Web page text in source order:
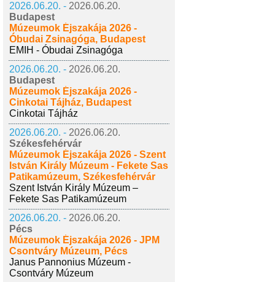
2026.06.20. - 2026.06.20.
Budapest
Múzeumok Éjszakája 2026 -
Óbudai Zsinagóga, Budapest
EMIH - Óbudai Zsinagóga
2026.06.20. - 2026.06.20.
Budapest
Múzeumok Éjszakája 2026 -
Cinkotai Tájház, Budapest
Cinkotai Tájház
2026.06.20. - 2026.06.20.
Székesfehérvár
Múzeumok Éjszakája 2026 - Szent
István Király Múzeum - Fekete Sas
Patikamúzeum, Székesfehérvár
Szent István Király Múzeum –
Fekete Sas Patikamúzeum
2026.06.20. - 2026.06.20.
Pécs
Múzeumok Éjszakája 2026 - JPM
Csontváry Múzeum, Pécs
Janus Pannonius Múzeum -
Csontváry Múzeum